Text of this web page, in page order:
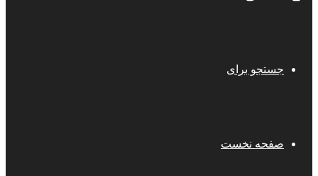
جستجو برای
صفحه نخست